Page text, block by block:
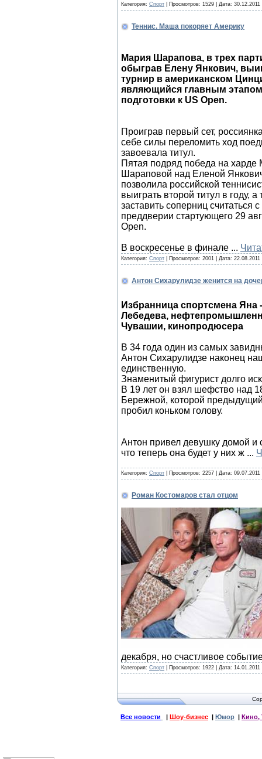
Категория: Спорт | Просмотров: 1529 | Дата: 30.12.2011
Теннис. Маша покоряет Америку
Мария Шарапова, в трех
обыграв Елену Янкович,
турнир в американском
являющийся главным этапом
подготовки к US Open.
Проиграв первый сет,
себе силы переломить ход
завоевала титул.
Пятая подряд победа на харде
Шараповой над Еленой
позволила российской
выиграть второй титул в году, а
заставить соперниц считаться
преддверии стартующего 29
Open.
В воскресенье в финале ...
Категория: Спорт | Просмотров: 2001 | Дата: 22.08.2011
Антон Сихарулидзе женится на
Избранница спортсмена Яна
Лебедева,
Чувашии, кинопродюсера
В 34 года один из самых
Антон Сихарулидзе наконец
единственную.
Знаменитый фигурист долго
В 19 лет он взял шефство над
Бережной, которой
пробил коньком голову.
Антон привел девушку домой и
что теперь она будет у них ж ...
Категория: Спорт | Просмотров: 2257 | Дата: 09.07.2011
Роман Костомаров стал отцом
декабря, но счастливое
Категория: Спорт | Просмотров: 1922 | Дата: 14.01.2011
Все новости Шоу-бизнес Юмор Кино,